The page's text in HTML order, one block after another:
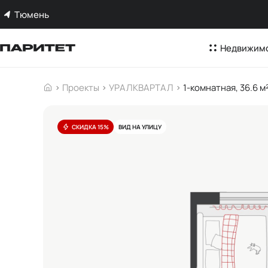
Тюмень
Проекты УРАЛКВАРТАЛ 1-комнатная, 36.6
СКИДКА 15% ВИД НА УЛИЦУ